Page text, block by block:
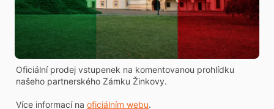
Oficiální prodej vstupenek na komentovanou prohlídku
našeho partnerského Zámku Žinkovy.
Více informací na oficiálním webu.